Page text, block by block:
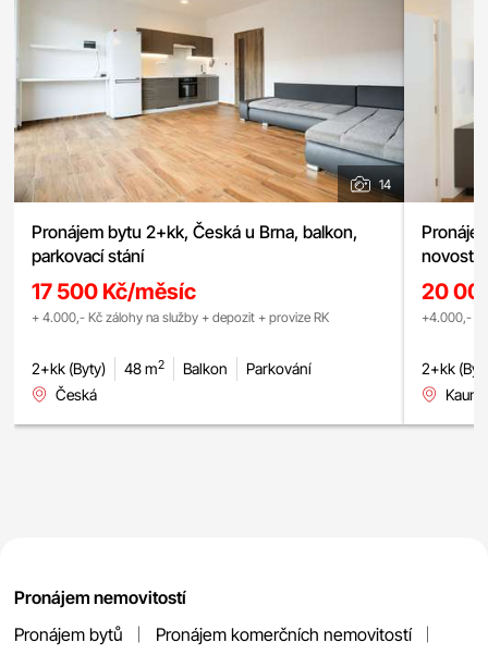
14
Pronájem bytu 2+kk, Česká u Brna, balkon,
parkovací stání
17 500 Kč/měsíc
+ 4.000,- Kč zálohy na služby + depozit + provize RK
2+kk (Byty) 48 m2 Balkon
Parkování
Česká
20
+4.000,-
2+kk
Pronájem nemovitostí
Pronájem bytů
Pronájem komerčních nemovitostí